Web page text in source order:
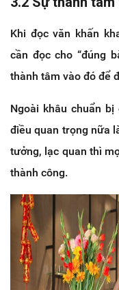
Khi đọc văn khấn
cần đọc cho “đúng
thành tâm vào đó để
Ngoài khâu chuẩn
điều quan trọng nữa
tưởng, lạc quan thì
thành công.